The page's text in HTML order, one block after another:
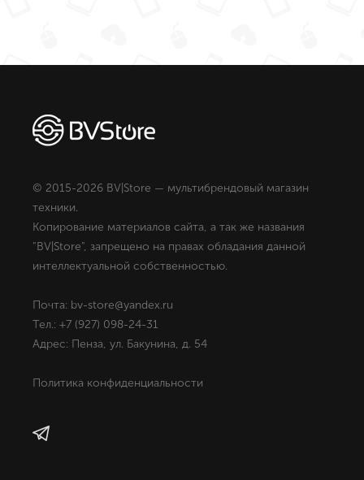
© 2015-2026 BV|Store — мультибрендовый магазин
техники.
Копирование материалов сайта, а так же названия
"BV|Store", запрещено на правах обладания данной
интеллектуальной собственностью.
Почта: bv-store@yandex.ru
Тел.: +7 (927) 098-24-31
Адрес: Пенза, ул. Бакунина, д. 54
Политика конфиденциальности